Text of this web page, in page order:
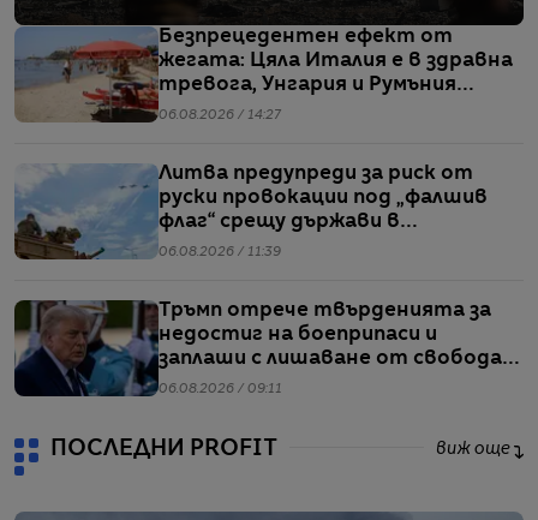
Безпрецедентен ефект от
жегата: Цяла Италия е в здравна
тревога, Унгария и Румъния
пестят електричество
06.08.2026 / 14:27
Литва предупреди за риск от
руски провокации под „фалшив
флаг“ срещу държави в
Балтийския регион
06.08.2026 / 11:39
Тръмп отрече твърденията за
недостиг на боеприпаси и
заплаши с лишаване от свобода
хората, които разпространяват
06.08.2026 / 09:11
ПОСЛЕДНИ PROFIT виж още